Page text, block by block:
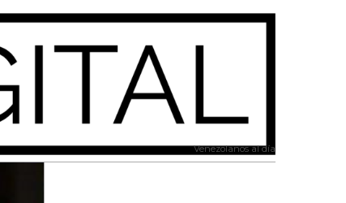
Venezolanos al día